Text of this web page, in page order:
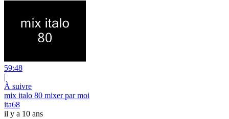
59:48
|
À suivre
mix italo 80 mixer par moi
ita68
il y a 10 ans